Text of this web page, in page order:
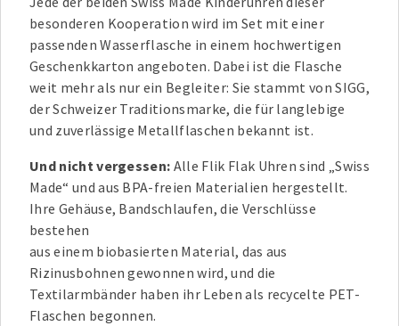
besonderen Kooperation wird im Set mit einer
passenden Wasserflasche in einem hochwertigen
Geschenkkarton angeboten. Dabei ist die Flasche
weit mehr als nur ein Begleiter: Sie stammt von SIGG,
der Schweizer Traditionsmarke, die für langlebige
und zuverlässige Metallflaschen bekannt ist.
Und nicht vergessen: Alle Flik Flak Uhren sind „Swiss
Made“ und aus BPA-freien Materialien hergestellt.
Ihre Gehäuse, Bandschlaufen, die Verschlüsse
bestehen
aus einem biobasierten Material, das aus
Rizinusbohnen gewonnen wird, und die
Textilarmbänder haben ihr Leben als recycelte PET-
Flaschen begonnen.